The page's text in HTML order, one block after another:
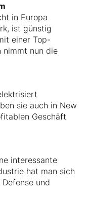
in Europa
ist günstig
einer Top-
nimmt nun die
sie auch in New
Geschäft
interessante
hat man sich
und